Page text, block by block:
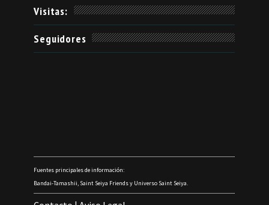
Visitas:
Seguidores
Fuentes principales de información:
Bandai-Tamashii, Saint Seiya Friends y Universo Saint Seiya.